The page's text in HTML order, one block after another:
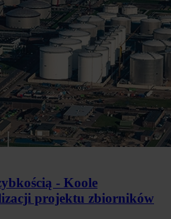
- Koole
projektu zbiorników